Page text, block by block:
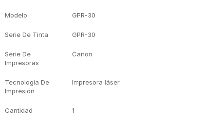
Modelo GPR-30
Serie De Tinta GPR-30
Serie De
Impresoras
Canon
Tecnología De
Impresión
Impresora láser
Cantidad 1